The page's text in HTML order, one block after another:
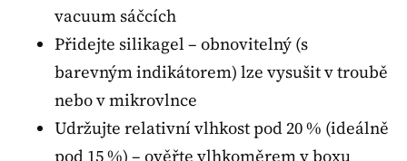
vacuum sáčcích
Přidejte silikagel – obnovitelný (s
barevným indikátorem) lze vysušit v troubě
nebo v mikrovlnce
Udržujte relativní vlhkost pod 20 % (ideálně
pod 15 %) – ověřte vlhkoměrem v boxu